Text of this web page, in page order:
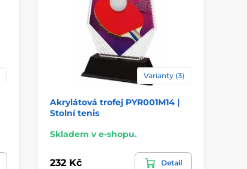
Varianty (3)
Akrylátová trofej PYR001M14 |
Stolní tenis
Skladem v e-shopu.
232 Kč Detail